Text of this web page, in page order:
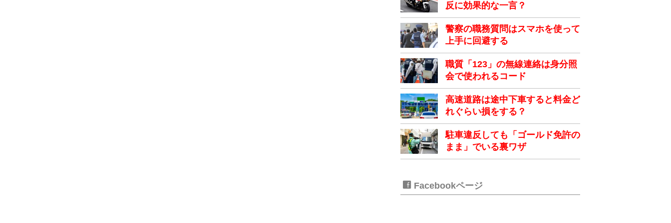
反に効果的な一言？
警察の職務質問はスマホを使って
上手に回避する
職質「123」の無線連絡は身分照
会で使われるコード
高速道路は途中下車すると料金ど
れぐらい損をする？
駐車違反しても「ゴールド免許の
まま」でいる裏ワザ
Facebookページ